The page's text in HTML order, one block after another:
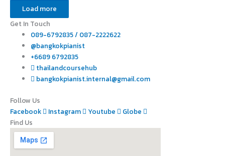
Load more
Get In Touch
089-6792835 / 087-2222622
@bangkokpianist
+6689 6792835
thailandcoursehub
bangkokpianist.internal@gmail.com
Follow Us
Facebook
Instagram Youtube
Globe
Find Us